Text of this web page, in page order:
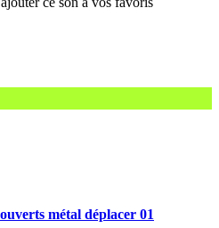
métal déplacer 01